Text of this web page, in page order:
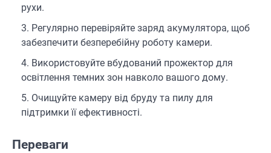
рухи.
Регулярно перевіряйте заряд акумулятора, щоб
забезпечити безперебійну роботу камери.
Використовуйте вбудований прожектор для
освітлення темних зон навколо вашого дому.
Очищуйте камеру від бруду та пилу для
підтримки її ефективності.
Переваги